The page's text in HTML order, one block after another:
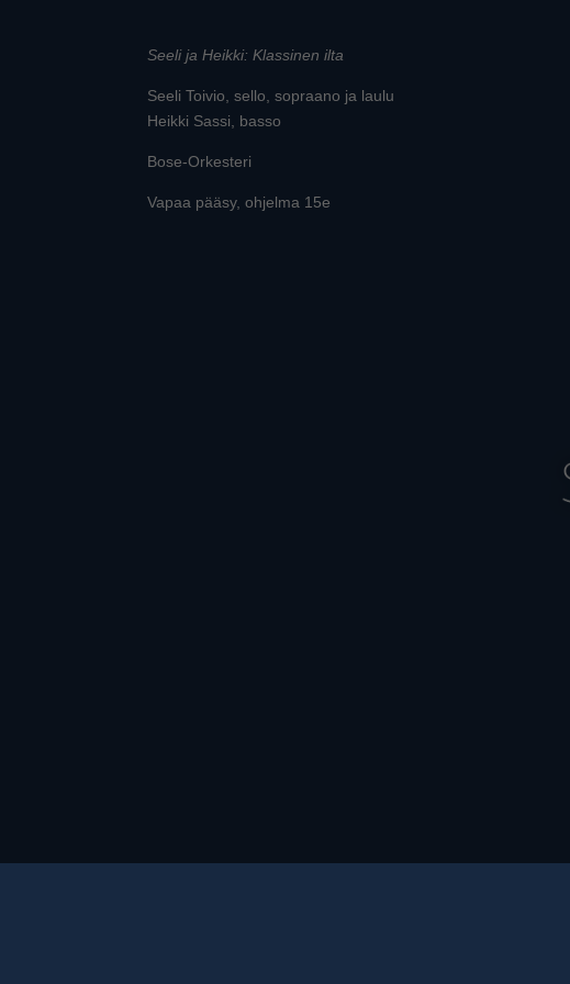
Seeli ja Heikki: Klassinen ilta
Seeli Toivio, sello, sopraano ja laulu
Heikki Sassi, basso
Bose-Orkesteri
Vapaa pääsy, ohjelma 15e